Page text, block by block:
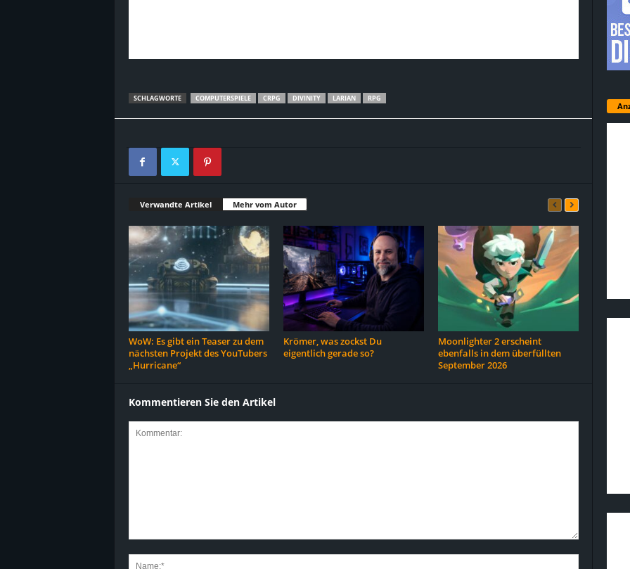
SCHLAGWORTE COMPUTERSPIELE CRPG DIVINITY LARIAN RPG
Verwandte Artikel Mehr vom Autor
WoW: Es gibt ein Teaser zu dem
nächsten Projekt des YouTubers
„Hurricane“
Krömer, was zockst Du
eigentlich gerade so?
Moonlighter 2 erscheint
ebenfalls in dem überfüllten
September 2026
Kommentieren Sie den Artikel